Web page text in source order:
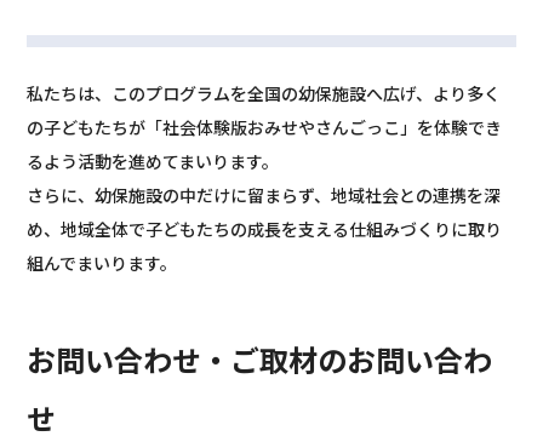
私たちは、このプログラムを全国の幼保施設へ広げ、より多く
の子どもたちが「社会体験版おみせやさんごっこ」を体験でき
るよう活動を進めてまいります。
さらに、幼保施設の中だけに留まらず、地域社会との連携を深
め、地域全体で子どもたちの成長を支える仕組みづくりに取り
組んでまいります。
お問い合わせ・ご取材のお問い合わ
せ